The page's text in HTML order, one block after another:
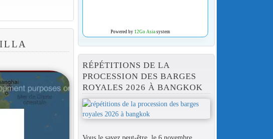
Powered by 12Go Asiasystem
RÉPÉTITIONS DE LA
PROCESSION DES BARGES
ROYALES 2026 À BANGKOK